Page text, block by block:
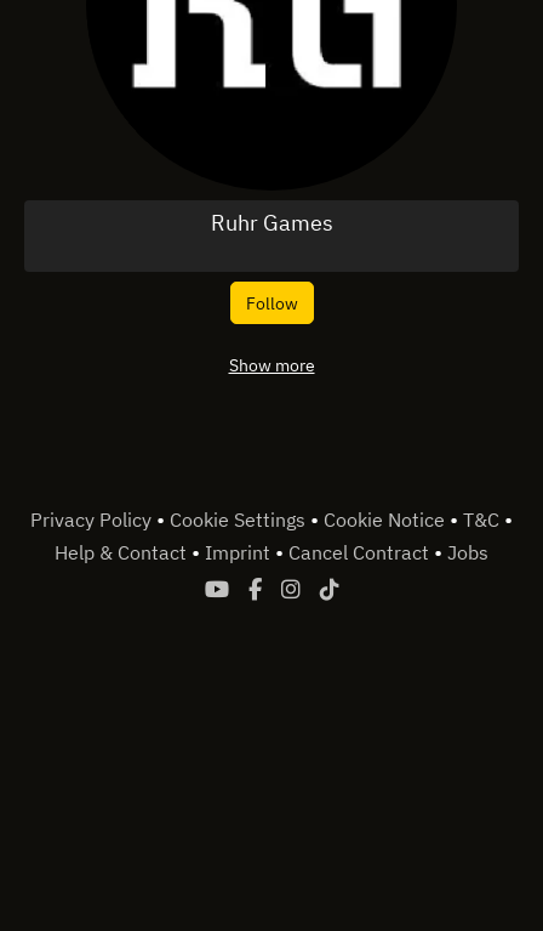
Ruhr Games
Follow
Show more
Privacy Policy • Cookie Settings • Cookie Notice • T&C •
Help & Contact • Imprint • Cancel Contract • Jobs